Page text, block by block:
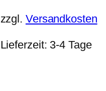
zzgl. Versandkosten
Lieferzeit: 3-4 Tage